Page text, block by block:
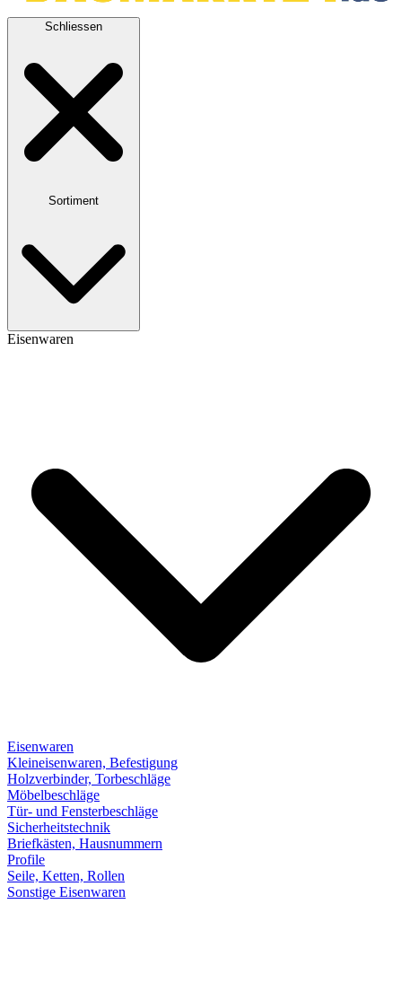
Schliessen
Sortiment
Eisenwaren
Eisenwaren
Kleineisenwaren, Befestigung
Holzverbinder, Torbeschläge
Möbelbeschläge
Tür- und Fensterbeschläge
Sicherheitstechnik
Briefkästen, Hausnummern
Profile
Seile, Ketten, Rollen
Sonstige Eisenwaren